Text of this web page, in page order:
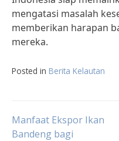
mengatasi masalah
memberikan harapan
mereka.
Posted in Berita Kelautan
Post
Manfaat Ekspor Ikan
Bandeng bagi